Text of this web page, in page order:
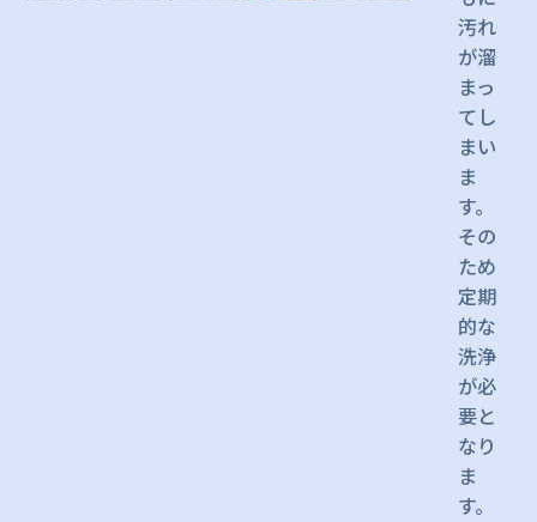
汚れ
が溜
まっ
てし
まい
ま
す。
その
ため
定期
的な
洗浄
が必
要と
なり
ま
す。